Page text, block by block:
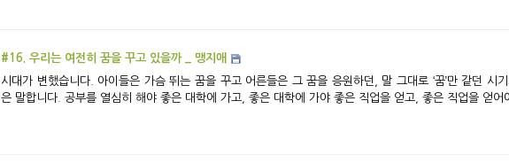
#16. 우리는 여전히 꿈을 꾸고 있을까 _ 맹지애
시대가 변했습니다. 아이들은 가슴 뛰는 꿈을 꾸고 어른들은 그 꿈을 응원하던, 말 그대로 ‘꿈’만 같던 시
은 말합니다. 공부를 열심히 해야 좋은 대학에 가고, 좋은 대학에 가야 좋은 직업을 얻고, 좋은 직업을 얻어